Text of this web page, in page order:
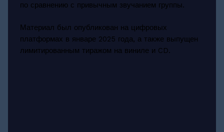
по сравнению с привычным звучанием группы.
Материал был опубликован на цифровых
платформах в январе 2025 года, а также выпущен
лимитированным тиражом на виниле и CD.